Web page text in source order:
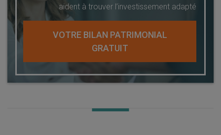
aident à trouver l’investissement adapté
VOTRE BILAN PATRIMONIAL
GRATUIT